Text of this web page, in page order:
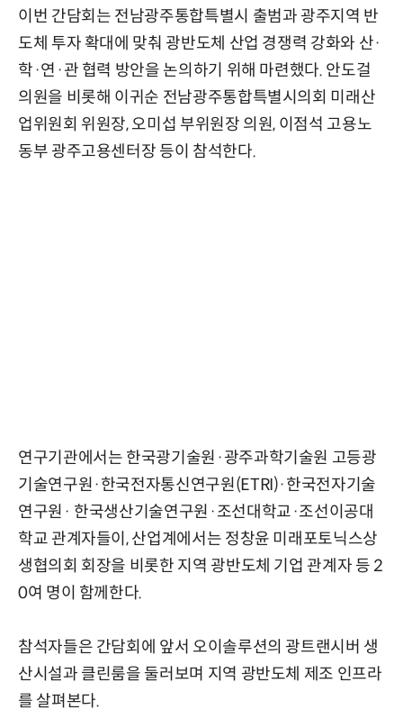
이번 간담회는 전남광주통합특별시 출범과 광주지역 반
도체 투자 확대에 맞춰 광반도체 산업 경쟁력 강화와 산·
학·연·관 협력 방안을 논의하기 위해 마련했다. 안도걸
의원을 비롯해 이귀순 전남광주통합특별시의회 미래산
업위원회 위원장, 오미섭 부위원장 의원, 이점석 고용노
동부 광주고용센터장 등이 참석한다.
연구기관에서는 한국광기술원·광주과학기술원 고등광
기술연구원·한국전자통신연구원(ETRI)·한국전자기술
연구원· 한국생산기술연구원·조선대학교·조선이공대
학교 관계자들이, 산업계에서는 정창윤 미래포토닉스상
생협의회 회장을 비롯한 지역 광반도체 기업 관계자 등 2
0여 명이 함께한다.
참석자들은 간담회에 앞서 오이솔루션의 광트랜시버 생
산시설과 클린룸을 둘러보며 지역 광반도체 제조 인프라
를 살펴본다.